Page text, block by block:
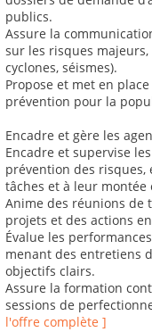
publics.
Assure la
sur les risques
cyclones, séismes).
Propose et met en
prévention pour la
Encadre et gère les
Encadre et supervise
prévention des
tâches et à leur montée
Anime des réunions de
projets et des actions
Évalue les
menant des entretiens
objectifs clairs.
Assure la formation
sessions de
l'offre complète ]